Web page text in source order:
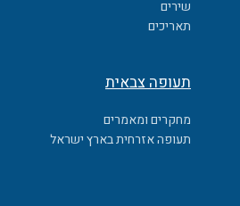
kשירים
תאריכים
תעופה צבאית
מחקרים ומאמרים
תעופה אזרחית בארץ ישראל